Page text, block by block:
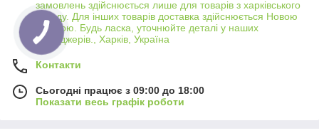
замикання.
Обравши блок живлення для MacBook в Allbattery, ви
забезпечите своєму ноутбуку надійне та ефективне
заряджання. Наш асортимент продукції відповідає високим
стандартам якості та безпеки, дозволяючи вам
насолоджуватися безперебійною роботою вашого MacBook.
замовлень здійснюється лише для товарів з харківського
складу. Для інших товарів доставка здійснюється Новою
Поштою. Будь ласка, уточнюйте деталі у наших
менеджерів., Харків, Україна
Контакти
Сьогодні працює з 09:00 до 18:00
Показати весь графік роботи